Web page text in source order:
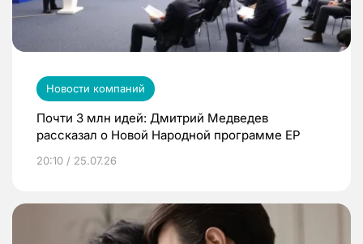
Новости компаний
Почти 3 млн идей: Дмитрий Медведев
рассказал о Новой Народной программе ЕР
20:10 / 25.07.26